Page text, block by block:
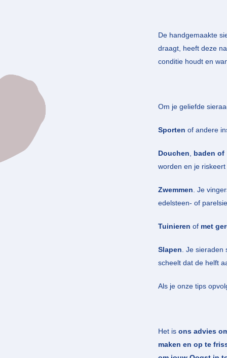
De handgemaakte
draagt, heeft deze
conditie houdt en
Om je geliefde
Sporten of andere
Douchen, baden of
worden en je riskeert
Zwemmen. Je
edelsteen- of
Tuinieren of met
Slapen. Je sieraden
scheelt dat de helft
Als je onze tips
Het is ons advies
maken en op te